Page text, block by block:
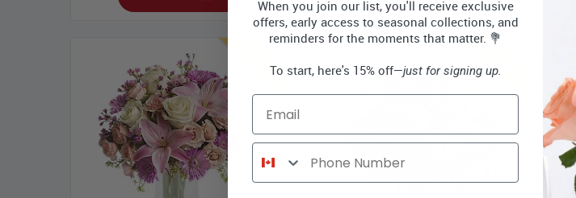
Meilleures ventes Meilleures ventes
When you join our list, you'll receive exclusive
offers, early access to seasonal collections, and
reminders for the moments that matter. 💐
To start, here's 15% off—just for signing up.
Email
Phone Number